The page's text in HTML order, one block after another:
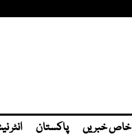
خاص خبریں پاکستان انٹر